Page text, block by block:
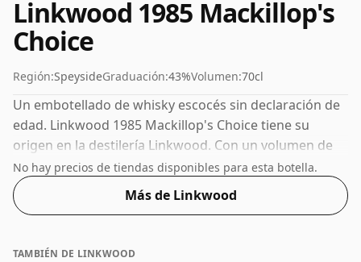
Linkwood 1985 Mackillop's
Choice
Región:SpeysideGraduación:43%Volumen:70cl
Un embotellado de whisky escocés sin declaración de
edad. Linkwood 1985 Mackillop's Choice tiene su
origen en la destilería Linkwood. Con un volumen de
43% ABV, este whisky se embotella con una
concentración óptima para beber. Se disfruta solo o
con una gota de agua.
No hay precios de tiendas disponibles para esta botella.
Más de Linkwood
TAMBIÉN DE LINKWOOD